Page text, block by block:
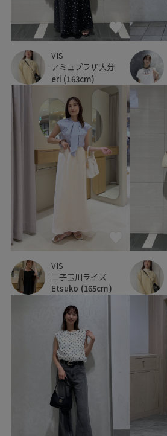
VIS
アミュプラザ大分
eri (163cm)
VIS
二子玉川ライズ
Etsuko (165cm)